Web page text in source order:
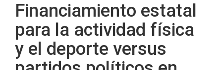
Financiamiento estatal
para la actividad física
y el deporte versus